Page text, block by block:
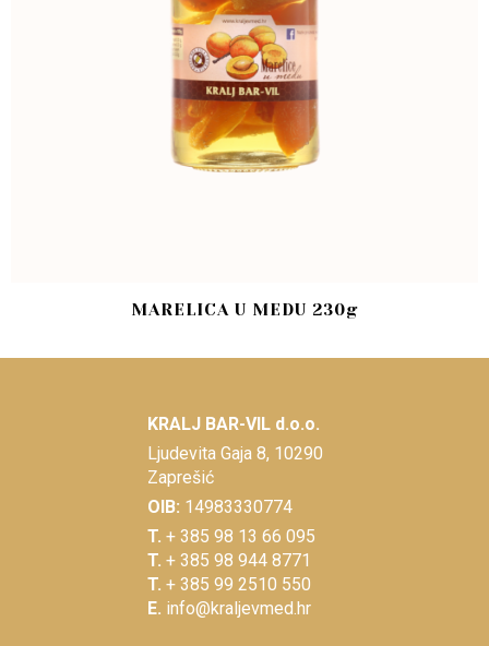
MARELICA U MEDU 230g
KRALJ BAR-VIL d.o.o.
Ljudevita Gaja 8, 10290
Zaprešić
OIB: 14983330774
T. + 385 98 13 66 095
T. + 385 98 944 8771
T. + 385 99 2510 550
E. info@kraljevmed.hr